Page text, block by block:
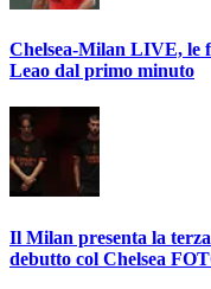
Chelsea-Milan LIVE, le
Leao dal primo minuto
Il Milan presenta la
debutto col Chelsea